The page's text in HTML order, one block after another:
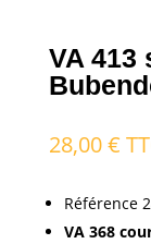
VA 413
28,00€
Référence
VA 368